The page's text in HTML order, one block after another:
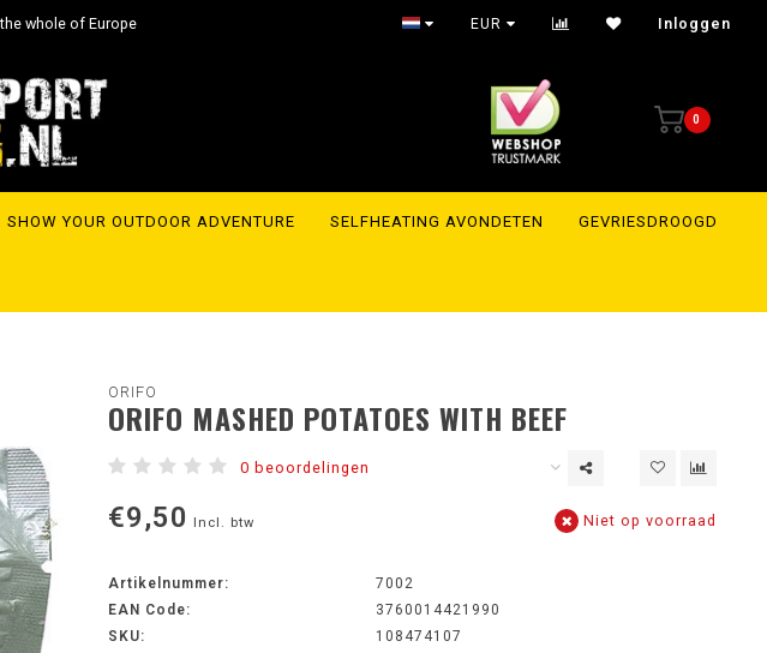
whole of Europe EUR Inloggen
0
SHOW YOUR OUTDOOR ADVENTURE SELFHEATING AVONDETEN GEVRIESDROOGD
ORIFO
ORIFO MASHED POTATOES WITH BEEF
0 beoordelingen
€9,50 Incl. btw Niet op voorraad
Artikelnummer:
7002
EAN Code:
3760014421990
SKU:
108474107